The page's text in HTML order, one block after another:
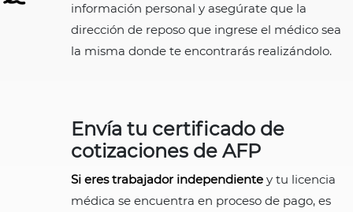
información personal y asegúrate que la
dirección de reposo que ingrese el médico sea
la misma donde te encontrarás realizándolo.
Envía tu certificado de
cotizaciones de AFP
Si eres trabajador independientey tu licencia
médica se encuentra en proceso de pago, es